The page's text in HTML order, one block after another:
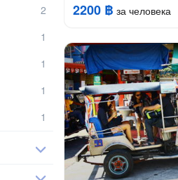
2200 ฿ за человека